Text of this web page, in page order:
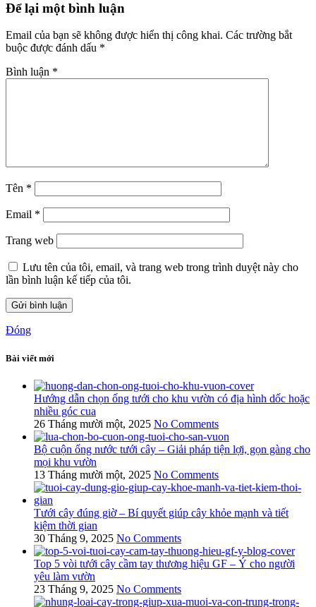
Để lại một bình luận
Email của bạn sẽ không được hiển thị công khai. Các trường bắt
buộc được đánh dấu *
Bình luận *
Tên *
Email *
Trang web
Lưu tên của tôi, email, và trang web trong trình duyệt này cho
lần bình luận kế tiếp của tôi.
Đóng
Bài viết mới
Hướng dẫn chọn ống tưới cho khu vườn có địa hình dốc hoặc
nhiều góc cua
26 Tháng mười một, 2025 No Comments
Bộ cuộn ống nước tưới cây – Giải pháp tiện lợi, gọn gàng cho
mọi khu vườn
13 Tháng mười một, 2025 No Comments
Tưới cây đúng giờ – Bí quyết giúp cây khỏe mạnh và tiết
kiệm thời gian
30 Tháng 9, 2025 No Comments
Top 5 vòi tưới cây cầm tay thương hiệu GF – Ý cho người
yêu làm vườn
23 Tháng 9, 2025 No Comments